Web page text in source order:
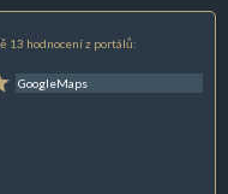
13 hodnocení z portálů:
GoogleMaps